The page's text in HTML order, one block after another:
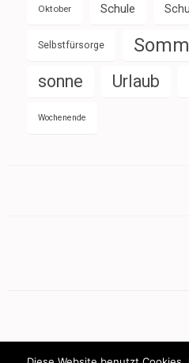
Oktober Schule
Selbstfürsorge
sonne Urlaub
Wochenende